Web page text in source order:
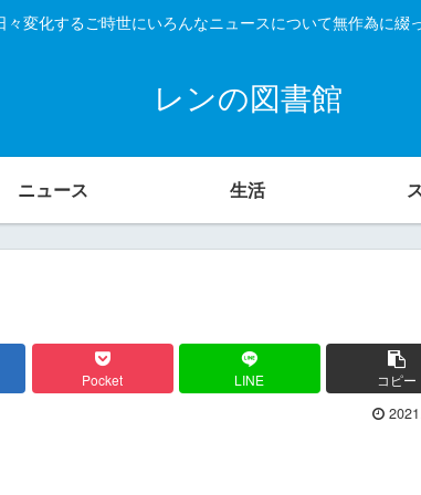
々変化するご時世にいろんなニュースについて無作為に綴
レンの図書館
ニュース 生活
Pocket LINE コピー